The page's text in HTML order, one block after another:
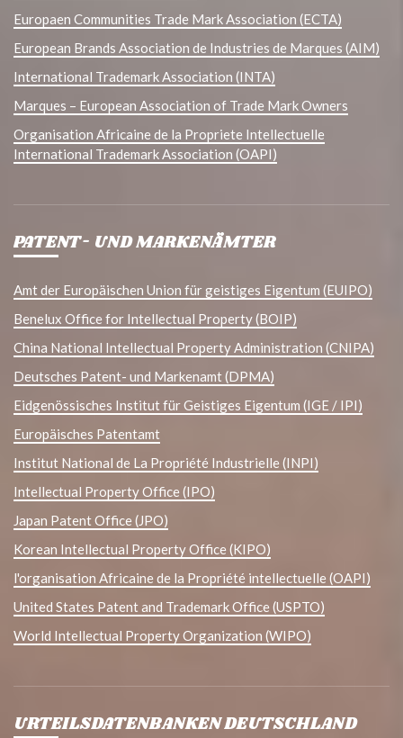
Europaen Communities Trade Mark Association (ECTA)
European Brands Association de Industries de Marques (AIM)
International Trademark Association (INTA)
Marques – European Association of Trade Mark Owners
Organisation Africaine de la Propriete Intellectuelle
International Trademark Association (OAPI)
PATENT- UND MARKENÄMTER
Amt der Europäischen Union für geistiges Eigentum (EUIPO)
Benelux Office for Intellectual Property (BOIP)
China National Intellectual Property Administration (CNIPA)
Deutsches Patent- und Markenamt (DPMA)
Eidgenössisches Institut für Geistiges Eigentum (IGE / IPI)
Europäisches Patentamt
Institut National de La Propriété Industrielle (INPI)
Intellectual Property Office (IPO)
Japan Patent Office (JPO)
Korean Intellectual Property Office (KIPO)
l'organisation Africaine de la Propriété intellectuelle (OAPI)
United States Patent and Trademark Office (USPTO)
World Intellectual Property Organization (WIPO)
URTEILSDATENBANKEN DEUTSCHLAND